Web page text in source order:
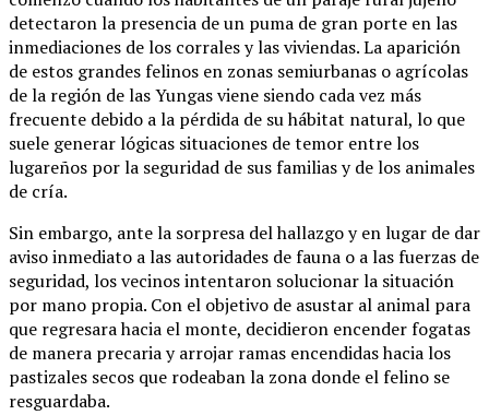
detectaron la presencia de un puma de gran porte en las
inmediaciones de los corrales y las viviendas. La aparición
de estos grandes felinos en zonas semiurbanas o agrícolas
de la región de las Yungas viene siendo cada vez más
frecuente debido a la pérdida de su hábitat natural, lo que
suele generar lógicas situaciones de temor entre los
lugareños por la seguridad de sus familias y de los animales
de cría.
Sin embargo, ante la sorpresa del hallazgo y en lugar de dar
aviso inmediato a las autoridades de fauna o a las fuerzas de
seguridad, los vecinos intentaron solucionar la situación
por mano propia. Con el objetivo de asustar al animal para
que regresara hacia el monte, decidieron encender fogatas
de manera precaria y arrojar ramas encendidas hacia los
pastizales secos que rodeaban la zona donde el felino se
resguardaba.